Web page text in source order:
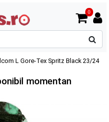
0
L Gore-Tex Spritz Black 23/24
momentan